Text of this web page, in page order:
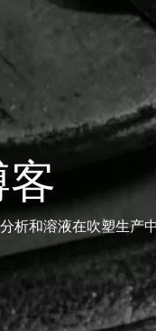
分析和溶液在吹塑生产